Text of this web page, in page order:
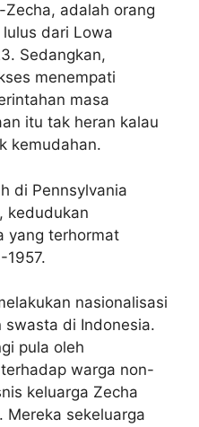
adalah orang
dari Lowa
Sedangkan,
menempati
masa
itu tak heran kalau
kemudahan.
di Pennsylvania
kedudukan
yang terhormat
1957.
nasionalisasi
swasta di Indonesia.
pula oleh
warga non-
keluarga Zecha
Mereka sekeluarga